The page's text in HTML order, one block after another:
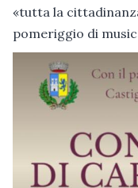
«tutta la
pomeriggio di